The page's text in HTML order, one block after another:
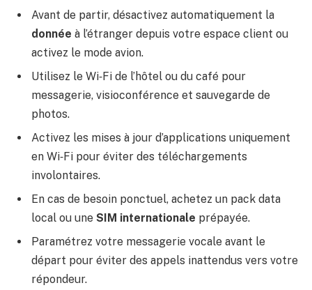
Avant de partir, désactivez automatiquement la
donnée à l’étranger depuis votre espace client ou
activez le mode avion.
Utilisez le Wi‑Fi de l’hôtel ou du café pour
messagerie, visioconférence et sauvegarde de
photos.
Activez les mises à jour d’applications uniquement
en Wi‑Fi pour éviter des téléchargements
involontaires.
En cas de besoin ponctuel, achetez un pack data
local ou une SIM internationale prépayée.
Paramétrez votre messagerie vocale avant le
départ pour éviter des appels inattendus vers votre
répondeur.